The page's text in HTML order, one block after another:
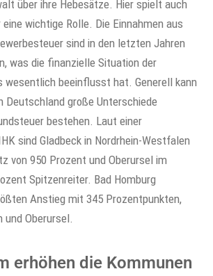
über ihre Hebesätze. Hier spielt auch
wichtige Rolle. Die Einnahmen aus
sind in den letzten Jahren
was die finanzielle Situation der
wesentlich beeinflusst hat. Generell kann
Deutschland große Unterschiede
bestehen. Laut einer
sind Gladbeck in Nordrhein-Westfalen
von 950 Prozent und Oberursel im
Spitzenreiter. Bad Homburg
Anstieg mit 345 Prozentpunkten,
Oberursel.
erhöhen die Kommunen